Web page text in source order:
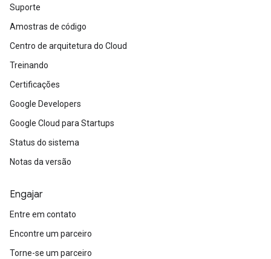
Suporte
Amostras de código
Centro de arquitetura do Cloud
Treinando
Certificações
Google Developers
Google Cloud para Startups
Status do sistema
Notas da versão
Engajar
Entre em contato
Encontre um parceiro
Torne-se um parceiro